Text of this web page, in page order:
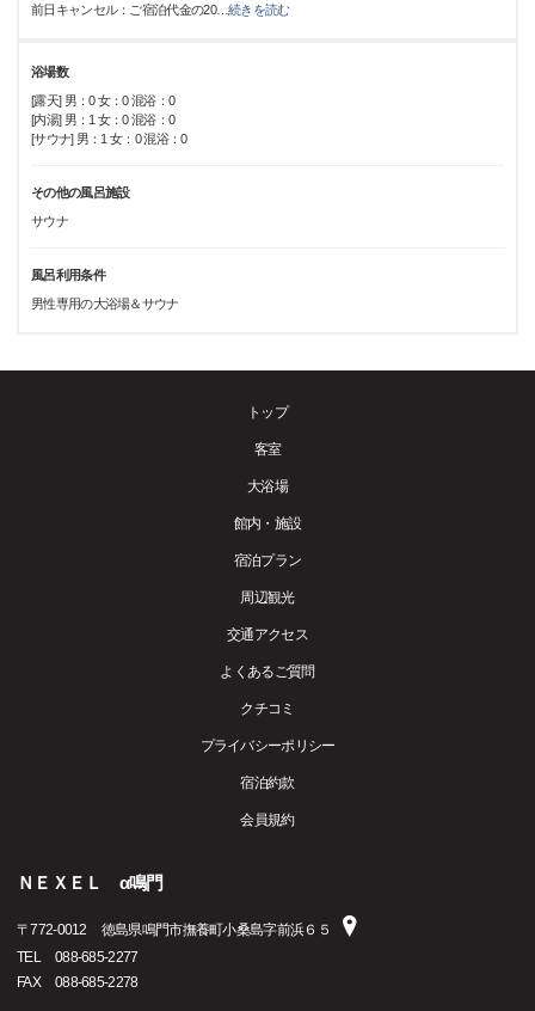
前日キャンセル：ご宿泊代金の20…続きを読む
浴場数
[露天] 男：0 女：0 混浴：0
[内湯] 男：1 女：0 混浴：0
[サウナ] 男：1 女：0 混浴：0
その他の風呂施設
サウナ
風呂利用条件
男性専用の大浴場＆サウナ
トップ
客室
大浴場
館内・施設
宿泊プラン
周辺観光
交通アクセス
よくあるご質問
クチコミ
プライバシーポリシー
宿泊約款
会員規約
ＮＥＸＥＬ α鳴門
〒772-0012
徳島県鳴門市撫養町小桑島字前浜６５
TEL
088-685-2277
FAX
088-685-2278